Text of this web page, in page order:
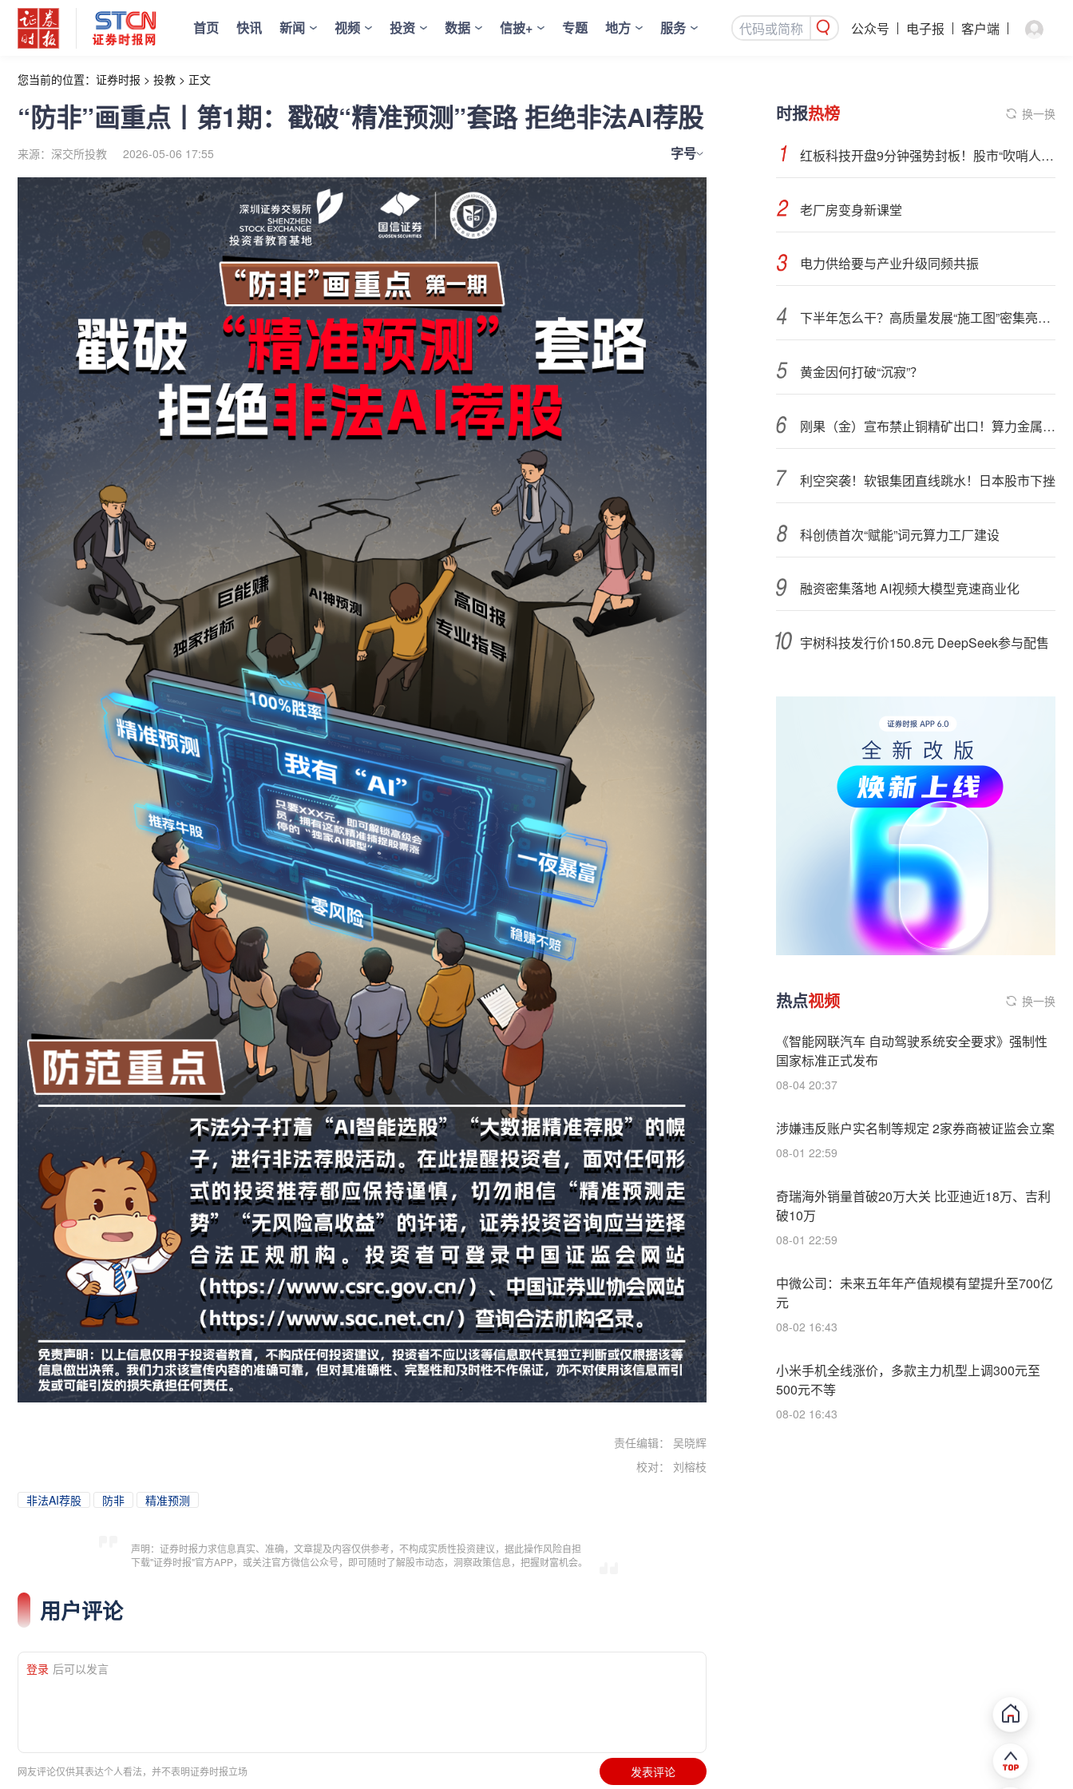
首页 快讯 新闻 视频 投资 数据 信披+ 专题 地方 服务 公众号 电子报 客户端
您当前的位置： 证券时报 > 投教 > 正文
“防非”画重点丨第1期：戳破“精准预测”套路 拒绝非法AI荐股
来源：深交所投教 2026-05-06 17:55 字号
责任编辑： 吴晓辉
校对： 刘榕枝
非法AI荐股 防非 精准预测
声明：证券时报力求信息真实、准确，文章提及内容仅供参考，不构成实质性投资建议，据此操作风险自担
下载"证券时报"官方APP，或关注官方微信公众号，即可随时了解股市动态，洞察政策信息，把握财富机会。
用户评论
登录 后可以发言
网友评论仅供其表达个人看法，并不表明证券时报立场 发表评论
时报热榜 换一换
红板科技开盘9分钟强势封板！股市“吹哨人”突然改口！市场风向变了？
老厂房变身新课堂
电力供给要与产业升级同频共振
下半年怎么干？高质量发展“施工图”密集亮相 聚焦主业提质增效 国资央企向AI要动能
黄金因何打破“沉寂”？
刚果（金）宣布禁止铜精矿出口！算力金属影响多大？
利空突袭！软银集团直线跳水！日本股市下挫
科创债首次“赋能”词元算力工厂建设
融资密集落地 AI视频大模型竞速商业化
宇树科技发行价150.8元 DeepSeek参与配售
热点视频 换一换
《智能网联汽车 自动驾驶系统安全要求》强制性
国家标准正式发布
08-04 20:37
涉嫌违反账户实名制等规定 2家券商被证监会立案
08-01 22:59
奇瑞海外销量首破20万大关 比亚迪近18万、吉利
破10万
08-01 22:59
中微公司：未来五年年产值规模有望提升至700亿
元
08-02 16:43
小米手机全线涨价，多款主力机型上调300元至
500元不等
08-02 16:43